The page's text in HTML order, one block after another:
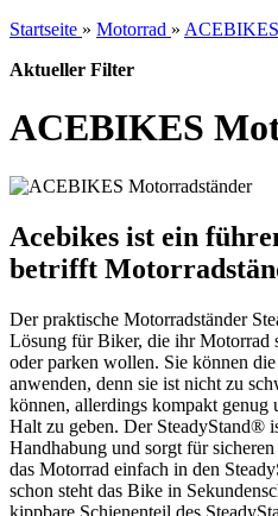
Startseite » Motorrad » ACEBIKES
Aktueller Filter
ACEBIKES
Acebikes ist ein
betrifft
Der praktische Motorradständer
Lösung für Biker, die ihr Motorrad
oder parken wollen. Sie können
anwenden, denn sie ist nicht zu
können, allerdings kompakt genug
Halt zu geben. Der SteadyStand®
Handhabung und sorgt für
das Motorrad einfach in den
schon steht das Bike in
kippbare Schienenteil des